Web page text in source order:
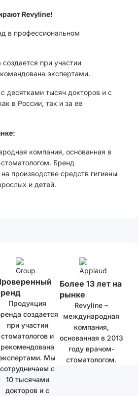
Revyline!
в профессиональном
при участии
экспертами.
десятками тысяч докторов и с
в России, так и за ее
компания, основанная в
Бренд
производстве средств гигиены
и детей.
Продукция
создается
при участии
стоматологов и
рекомендована
Мы
сотрудничаем с
10 тысячами
докторов и с
Более 13 лет на
рынке
Revyline –
международная
компания,
основанная в 2013
году врачом-
стоматологом.